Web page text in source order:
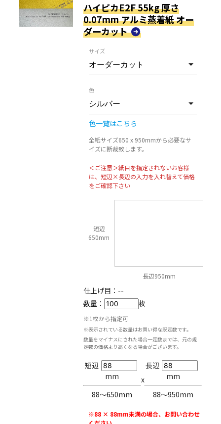
ハイピカE2F 55kg 厚さ
0.07mm アルミ蒸着紙 オー
ダーカット
サイズ
色
色一覧はこちら
全紙サイズ650 x 950mmから必要なサ
イズに断裁致します。
＜ご注意＞紙目を指定されないお客様
は、短辺×長辺の入力を入れ替えて価格
をご確認下さい
短辺
650mm
長辺950mm
仕上げ目： --
数量：
枚
※1枚から指定可
※表示されている数量はお買い得な既定数です。
数量をマイナスにされた場合一定数までは、元の規
定数の価格より高くなる場合がございます。
短辺
mm
88〜650mm
x
長辺
mm
88〜950mm
※88 × 88mm未満の場合、お問い合わせ